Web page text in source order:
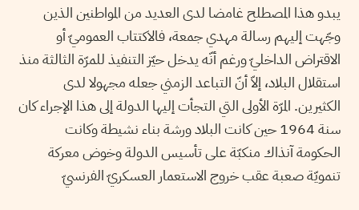
يبدو هذا المصطلح غامضا لدى العديد من المواطنين الذين
وجّهت إليهم رسالة مهدي جمعة، فالاكتتاب العموميّ أو
الاقتراض الداخليّ ورغم أنّه يدخل حيّز التنفيذ للمرّة الثالثة منذ
استقلال البلاد، إلاّ أنّ التباعد الزمني جعله مجهولا لدى
الكثيرين. المرّة الأولى التي التجأت إليها الدولة إلى هذا الإجراء كان
سنة 1964 حين كانت البلاد ورشة بناء نشيطة وكانت
الحكومة آنذاك منكبّة على تأسيس الدولة وخوض معركة
تنمويّة صعبة عقب خروج الاستعمار العسكريّ الفرنسيّ